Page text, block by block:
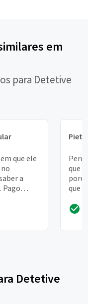
em
para Detetive
que ele
a
Pago
que
que
Detetive